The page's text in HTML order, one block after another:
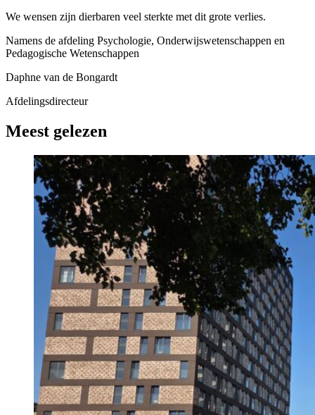
We wensen zijn dierbaren veel sterkte met dit grote verlies.
Namens de afdeling Psychologie, Onderwijswetenschappen en
Pedagogische Wetenschappen
Daphne van de Bongardt
Afdelingsdirecteur
Meest gelezen